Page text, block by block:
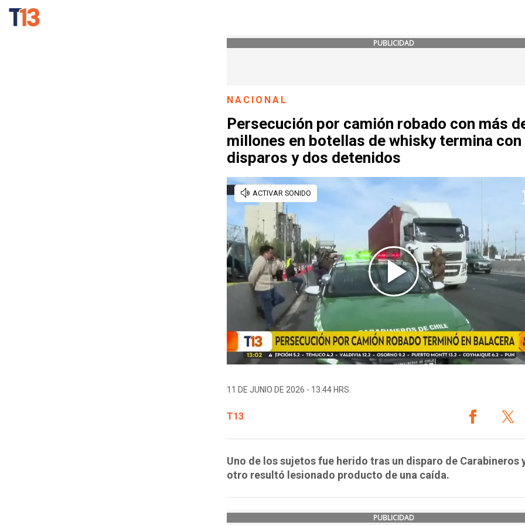
PUBLICIDAD
NACIONAL
Persecución por camión robado con más
millones en botellas de whisky termina con
disparos y dos detenidos
11 DE JUNIO DE 2026 - 13:44 HRS.
T13
Uno de los sujetos fue herido tras un disparo de Carabineros
otro resultó lesionado producto de una caída.
PUBLICIDAD